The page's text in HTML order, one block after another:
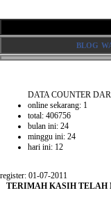
BLOG
DATA COUNTER
online sekarang: 1
total: 406756
bulan ini: 24
minggu ini: 24
hari ini: 12
register: 01-07-2011
TERIMAH KASIH TELAH